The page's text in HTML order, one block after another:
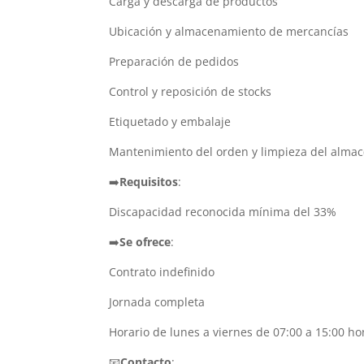
Ubicación y almacenamiento de mercancías
Preparación de pedidos
Control y reposición de stocks
Etiquetado y embalaje
Mantenimiento del orden y limpieza del
➡️Requisitos:
Discapacidad reconocida mínima del 33%
➡️Se ofrece:
Contrato indefinido
Jornada completa
Horario de lunes a viernes de 07:00 a 15:00